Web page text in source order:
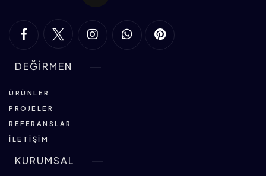
DEĞİRMEN
ÜRÜNLER
PROJELER
REFERANSLAR
İLETIŞIM
KURUMSAL